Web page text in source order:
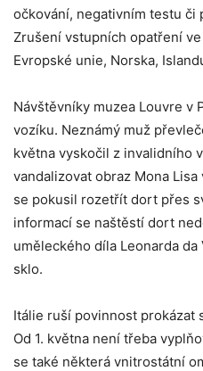
očkování, negativním testu či
Zrušení vstupních opatření
Evropské unie, Norska,
Návštěvníky muzea Louvre v
vozíku. Neznámý muž
května vyskočil z invalidního
vandalizovat obraz Mona
se pokusil rozetřít dort přes
informací se naštěstí dort
uměleckého díla Leonarda
sklo.
Itálie ruší povinnost prokázat
Od 1. května není třeba
se také některá vnitrostátní